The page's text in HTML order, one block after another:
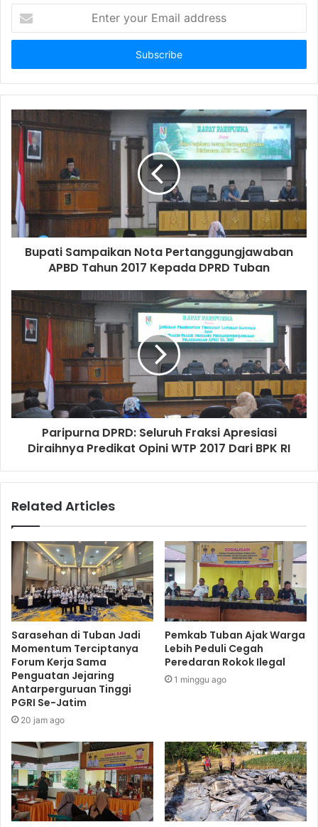
t
r
y
r
m
i
a
d
s
s
Bupati Sampaikan Nota Pertanggungjawaban
APBD Tahun 2017 Kepada DPRD Tuban
Paripurna DPRD: Seluruh Fraksi Apresiasi
Diraihnya Predikat Opini WTP 2017 Dari BPK RI
Related Articles
Sarasehan di Tuban Jadi
Momentum Terciptanya
Forum Kerja Sama
Penguatan Jejaring
Antarperguruan Tinggi
PGRI Se-Jatim
20 jam ago
Pemkab Tuban Ajak Warga
Lebih Peduli Cegah
Peredaran Rokok Ilegal
1 minggu ago